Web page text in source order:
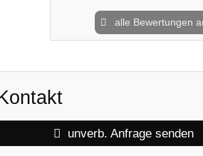
alle Bewertungen
unverb. Anfrage senden